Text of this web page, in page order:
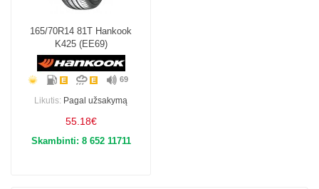
165/70R14 81T Hankook
K425 (EE69)
69
Likutis: Pagal užsakymą
55.18€
Skambinti: 8 652 11711